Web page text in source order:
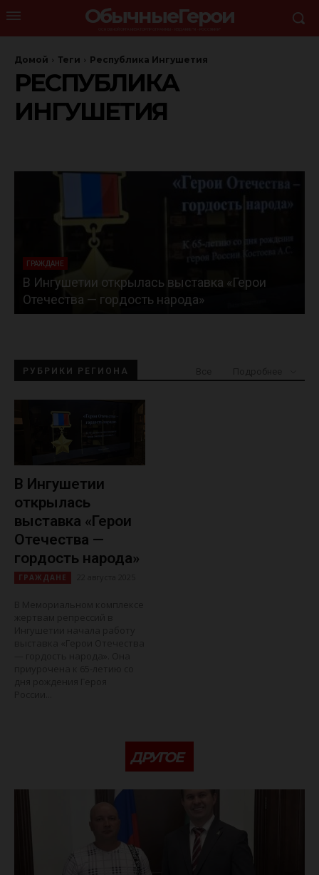
ОбычныеГерои
Домой Теги Республика Ингушетия
РЕСПУБЛИКА
ИНГУШЕТИЯ
ГРАЖДАНЕ
В Ингушетии открылась выставка «Герои
Отечества — гордость народа»
РУБРИКИ РЕГИОНА
В Ингушетии
открылась
выставка «Герои
Отечества —
гордость народа»
ГРАЖДАНЕ
ДРУГОЕ